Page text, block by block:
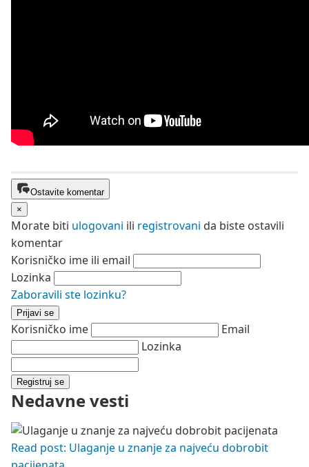
Ostavite komentar
×
Morate biti ulogovani ili registrovani da biste ostavili
komentar
Korisničko ime ili email
Lozinka
Zaboravili ste lozinku?
Prijavi se
Korisničko ime
Email
Lozinka
Registruj se
Nedavne vesti
Read post: Ulaganje u znanje za najveću dobrobit